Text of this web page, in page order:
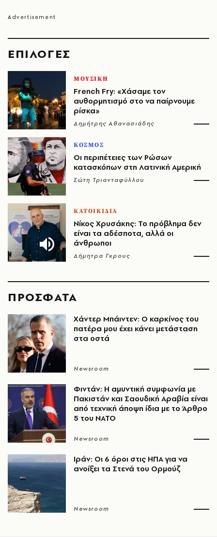
EΠΙΛΟΓΈΣ
ΜΟΥΣΙΚΗ
French Fry: «Χάσαμε τον
αυθορμητισμό στο να παίρνουμε
ρίσκα»
Δημήτρης Αθανασιάδης
ΚΟΣΜΟΣ
Οι περιπέτειες των Ρώσων
κατασκόπων στη Λατινική Αμερική
Σώτη Τριανταφύλλου
ΚΑΤΟΙΚΙΔΙΑ
Νίκος Χρυσάκης: Το πρόβλημα δεν
είναι τα αδέσποτα, αλλά οι
άνθρωποι
Δήμητρα Γκρους
ΠΡΟΣΦΑΤΑ
Χάντερ Μπάιντεν: Ο καρκίνος του
πατέρα μου έχει κάνει μετάσταση
στα οστά
Newsroom
Φιντάν: Η αμυντική συμφωνία με
Πακιστάν και Σαουδική Αραβία είναι
από τεχνική άποψη ίδια με τo Άρθρο
5 του ΝΑΤΟ
Newsroom
Ιράν: Οι 6 όροι στις ΗΠΑ για να
ανοίξει τα Στενά του Ορμούζ
Newsroom